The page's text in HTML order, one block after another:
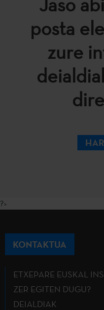
posta
zure
?>
KONTAKTUA
ETXEPARE EUSKAL
ZER EGITEN DUGU?
DEIALDIAK